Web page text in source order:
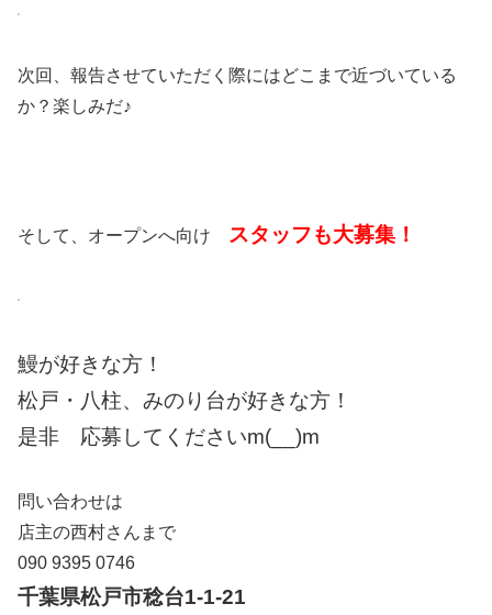
次回、報告させていただく際にはどこまで近づいている
か？楽しみだ♪
そして、オープンへ向け スタッフも大募集！
鰻が好きな方！
松戸・八柱、みのり台が好きな方！
是非 応募してくださいm(__)m
問い合わせは
店主の西村さんまで
090 9395 0746
千葉県松戸市稔台1-1-21